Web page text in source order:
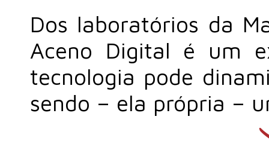
Dos laboratórios da
Aceno Digital é um
tecnologia pode
sendo – ela própria –